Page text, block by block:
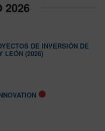
2026
DE INVERSIÓN DE
LEÓN (2026)